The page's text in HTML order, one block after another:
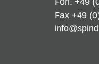
Fon. +49
Fax +49